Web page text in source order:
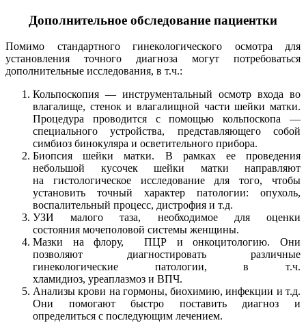
Дополнительное обследование пациентки
Помимо стандартного гинекологического осмотра для
установления точного диагноза могут потребоваться
дополнительные исследования, в т.ч.:
Кольпоскопия — инструментальный осмотр входа во
влагалище, стенок и влагалищной части шейки матки.
Процедура проводится с помощью кольпоскопа —
специального устройства, представляющего собой
симбиоз бинокуляра и осветительного прибора.
Биопсия шейки матки. В рамках ее проведения
небольшой кусочек шейки матки направляют
на гистологическое исследование для того, чтобы
установить точный характер патологии: опухоль,
воспалительный процесс, дистрофия и т.д.
УЗИ малого таза, необходимое для оценки
состояния мочеполовой системы женщины.
Мазки на флору, ПЦР и онкоцитологию. Они
позволяют диагностировать различные
гинекологические патологии, в т.ч.
хламидиоз, уреаплазмоз и ВПЧ.
Анализы крови на гормоны, биохимию, инфекции и т.д.
Они помогают быстро поставить диагноз и
определиться с последующим лечением.